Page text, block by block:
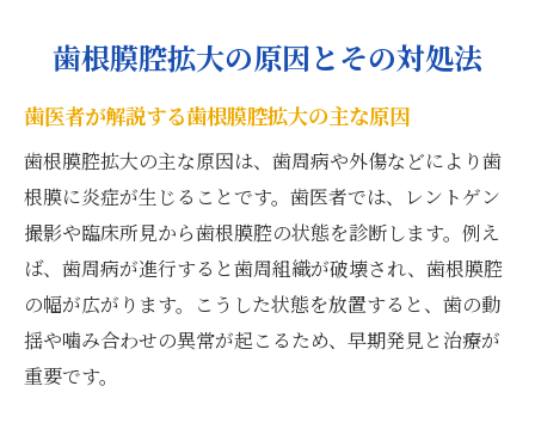
歯根膜腔拡大の原因とその対処法
歯医者が解説する歯根膜腔拡大の主な原因
歯根膜腔拡大の主な原因は、歯周病や外傷などにより歯
根膜に炎症が生じることです。歯医者では、レントゲン
撮影や臨床所見から歯根膜腔の状態を診断します。例え
ば、歯周病が進行すると歯周組織が破壊され、歯根膜腔
の幅が広がります。こうした状態を放置すると、歯の動
揺や噛み合わせの異常が起こるため、早期発見と治療が
重要です。